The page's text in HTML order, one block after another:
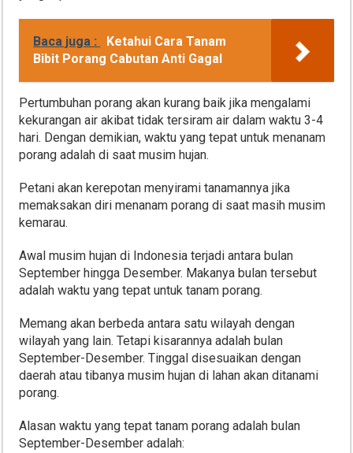
Baca juga :
Ketahui Cara Tanam
Bibit Porang Cabutan Anti Gagal
Pertumbuhan porang akan kurang baik jika mengalami
kekurangan air akibat tidak tersiram air dalam waktu 3-4
hari. Dengan demikian, waktu yang tepat untuk menanam
porang adalah di saat musim hujan.
Petani akan kerepotan menyirami tanamannya jika
memaksakan diri menanam porang di saat masih musim
kemarau.
Awal musim hujan di Indonesia terjadi antara bulan
September hingga Desember. Makanya bulan tersebut
adalah waktu yang tepat untuk tanam porang.
Memang akan berbeda antara satu wilayah dengan
wilayah yang lain. Tetapi kisarannya adalah bulan
September-Desember. Tinggal disesuaikan dengan
daerah atau tibanya musim hujan di lahan akan ditanami
porang.
Alasan waktu yang tepat tanam porang adalah bulan
September-Desember adalah: